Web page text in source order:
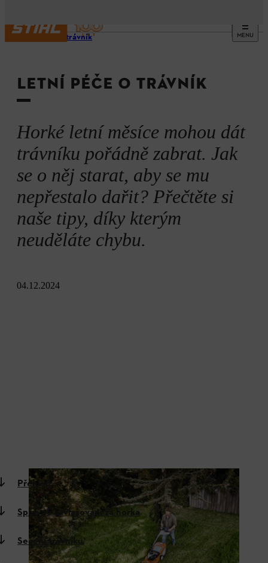
MENU
Péče o trávník
LETNÍ PÉČE O TRÁVNÍK
Horké letní měsíce mohou dát
trávníku pořádně zabrat. Jak
se o něj starat, aby se mu
nepřestalo dařit? Přečtěte si
naše tipy, díky kterým
neuděláte chybu.
04.12.2024
Přehled
Správné zavlažování za horka
Sečení trávníku